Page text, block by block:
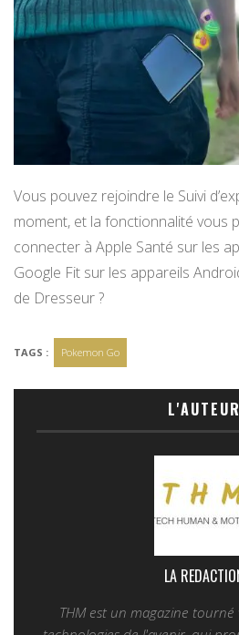
Vous pouvez rejoindre le Suivi
moment, et la fonctionnalité vous
connecter à Apple Santé sur les
Google Fit sur les appareils
de Dresseur ?
TAGS : Pokemon Go
L'AUTEUR
LA
THM est un magazine tourné